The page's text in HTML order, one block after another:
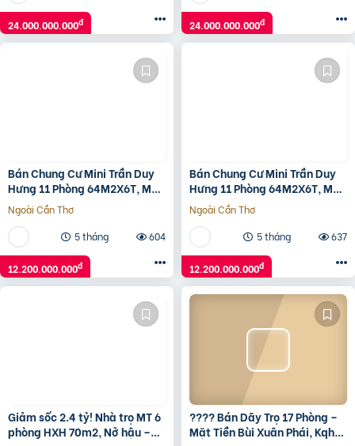
24.000.000.000đ 24.000.000.000đ
Bán Chung Cư Mini Trần Duy
Hưng 11 Phòng 64M2X6T, Mặt
Tiền 6.7 Tỷ, 12,2 Tỷ
Ngoài Cần Thơ
5 tháng
604
12.200.000.000đ
Bán Chung Cư Mini Trần Duy
Hưng 11 Phòng 64M2X6T, Mặt
Tiền 6.7 Tỷ, 12,2 Tỷ
Ngoài Cần Thơ
5 tháng
637
12.200.000.000đ
Giảm sốc 2.4 tỷ! Nhà trọ MT 6
phòng HXH 70m2, Nở hậu –
???? Bán Dãy Trọ 17 Phòng –
Mặt Tiền Bùi Xuân Phái, Kqh